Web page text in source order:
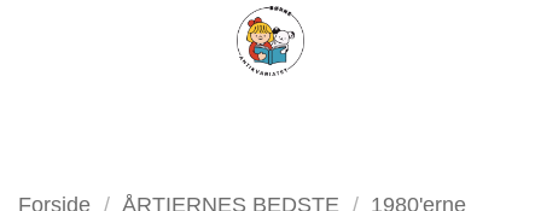
FILTER
Forside / ÅRTIERNES BEDSTE / 1980'erne